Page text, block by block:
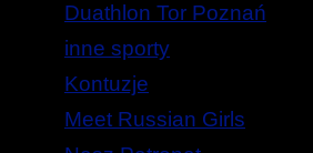
Duathlon Tor Poznań
inne sporty
Kontuzje
Meet Russian Girls